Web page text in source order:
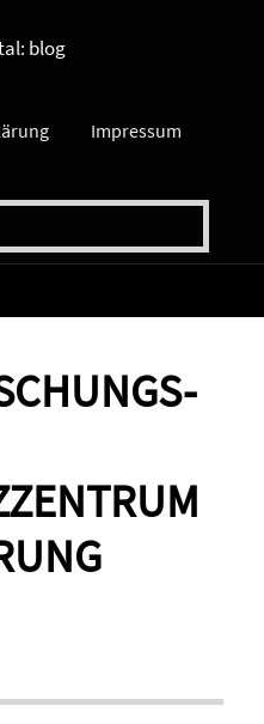
blog
Impressum